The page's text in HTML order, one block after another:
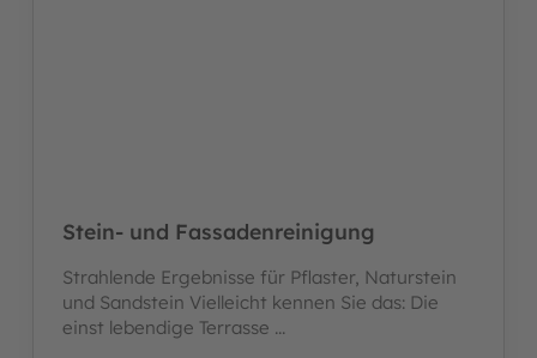
Stein- und Fassadenreinigung
Strahlende Ergebnisse für Pflaster, Naturstein
und Sandstein Vielleicht kennen Sie das: Die
einst lebendige Terrasse ...